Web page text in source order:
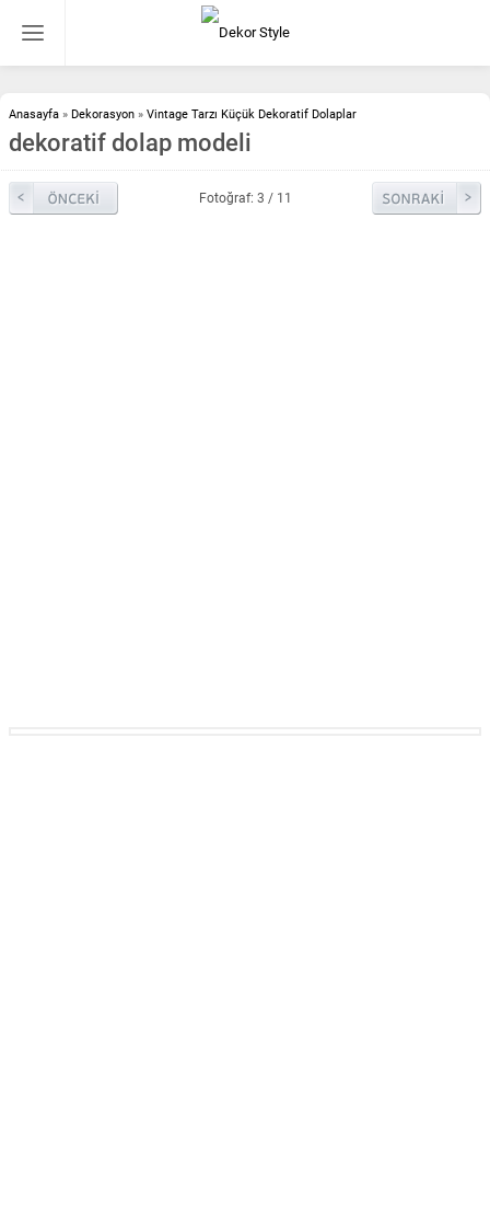
Anasayfa » Dekorasyon » Vintage Tarzı Küçük Dekoratif Dolaplar
dekoratif dolap modeli
Fotoğraf: 3 / 11